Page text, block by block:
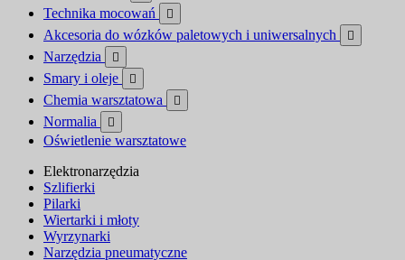
Technika mocowań 
Akcesoria do wózków paletowych i uniwersalnych 
Narzędzia 
Smary i oleje 
Chemia warsztatowa 
Normalia 
Oświetlenie warsztatowe
Elektronarzędzia
Szlifierki
Pilarki
Wiertarki i młoty
Wyrzynarki
Narzędzia pneumatyczne